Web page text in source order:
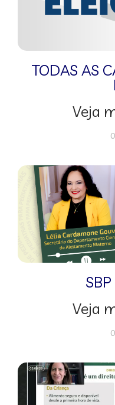
TODAS AS
Veja
Veja